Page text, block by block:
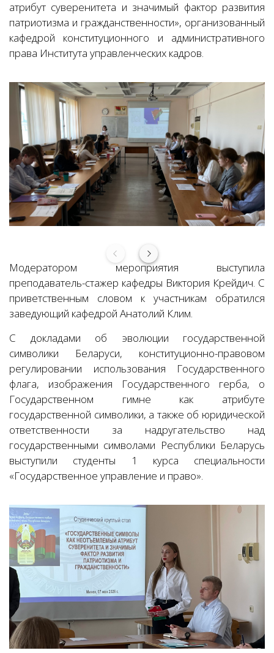
атрибут суверенитета и значимый фактор развития
патриотизма и гражданственности», организованный
кафедрой конституционного и административного
права Института управленческих кадров.
Модератором мероприятия выступила
преподаватель-стажер кафедры Виктория Крейдич. С
приветственным словом к участникам обратился
заведующий кафедрой Анатолий Клим.
С докладами об эволюции государственной
символики Беларуси, конституционно-правовом
регулировании использования Государственного
флага, изображения Государственного герба, о
Государственном гимне как атрибуте
государственной символики, а также об юридической
ответственности за надругательство над
государственными символами Республики Беларусь
выступили студенты 1 курса специальности
«Государственное управление и право».